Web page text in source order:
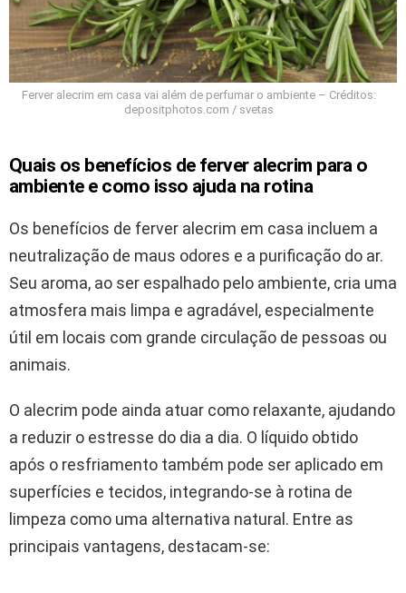
Ferver alecrim em casa vai além de perfumar o ambiente – Créditos:
depositphotos.com / svetas
Quais os benefícios de ferver alecrim para o
ambiente e como isso ajuda na rotina
Os benefícios de ferver alecrim em casa incluem a
neutralização de maus odores e a purificação do ar.
Seu aroma, ao ser espalhado pelo ambiente, cria uma
atmosfera mais limpa e agradável, especialmente
útil em locais com grande circulação de pessoas ou
animais.
O alecrim pode ainda atuar como relaxante, ajudando
a reduzir o estresse do dia a dia. O líquido obtido
após o resfriamento também pode ser aplicado em
superfícies e tecidos, integrando-se à rotina de
limpeza como uma alternativa natural. Entre as
principais vantagens, destacam-se: